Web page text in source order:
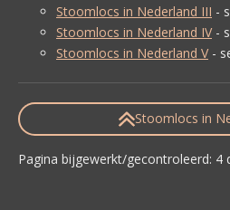
Stoomlocs in Nederland III -
Stoomlocs in Nederland IV-
Stoomlocs in Nederland V-
Stoomlocs in
Pagina bijgewerkt/gecontroleerd: 4